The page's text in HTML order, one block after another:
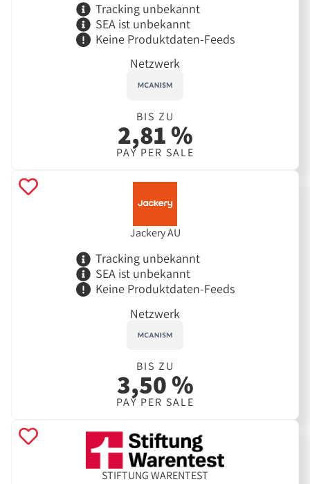
Tracking unbekannt
SEA ist unbekannt
Keine Produktdaten-Feeds
Netzwerk
BIS ZU
2,81 %
PAY PER SALE
Jackery AU
Tracking unbekannt
SEA ist unbekannt
Keine Produktdaten-Feeds
Netzwerk
BIS ZU
3,50 %
PAY PER SALE
STIFTUNG WARENTEST